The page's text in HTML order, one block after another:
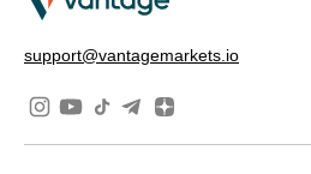
support@vantagemarkets.io